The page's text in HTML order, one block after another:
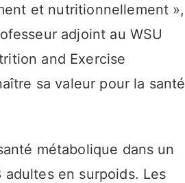
et nutritionnellement »,
adjoint au WSU
and Exercise
sa valeur pour la santé
métabolique dans un
en surpoids. Les